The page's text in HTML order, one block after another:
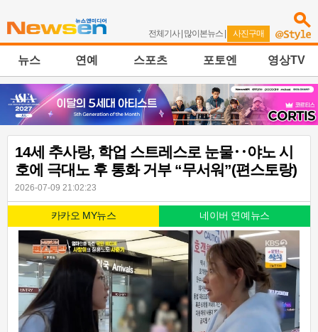
전체기사| 많이본뉴스 | 사진구매
뉴스 연예 스포츠 포토엔 영상TV
14세 추사랑, 학업 스트레스로 눈물‥야노 시
호에 극대노 후 통화 거부 “무서워”(편스토랑)
2026-07-09 21:02:23
카카오 MY뉴스 네이버 연예뉴스